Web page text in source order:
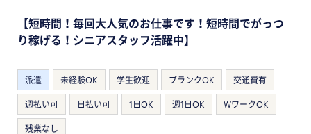
【短時間！毎回大人気のお仕事です！短時間でがっつ
り稼げる！シニアスタッフ活躍中】
派遣 未経験OK 学生歓迎 ブランクOK 交通費有
週払い可 日払い可 1日OK 週1日OK WワークOK
残業なし